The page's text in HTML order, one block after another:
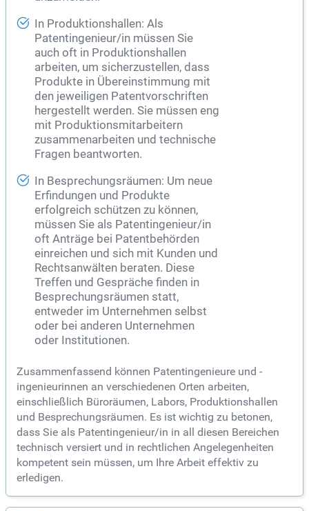
In Produktionshallen: Als
Patentingenieur/in müssen Sie
auch oft in Produktionshallen
arbeiten, um sicherzustellen, dass
Produkte in Übereinstimmung mit
den jeweiligen Patentvorschriften
hergestellt werden. Sie müssen eng
mit Produktionsmitarbeitern
zusammenarbeiten und technische
Fragen beantworten.
In Besprechungsräumen: Um neue
Erfindungen und Produkte
erfolgreich schützen zu können,
müssen Sie als Patentingenieur/in
oft Anträge bei Patentbehörden
einreichen und sich mit Kunden und
Rechtsanwälten beraten. Diese
Treffen und Gespräche finden in
Besprechungsräumen statt,
entweder im Unternehmen selbst
oder bei anderen Unternehmen
oder Institutionen.
Zusammenfassend können Patentingenieure und -
ingenieurinnen an verschiedenen Orten arbeiten,
einschließlich Büroräumen, Labors, Produktionshallen
und Besprechungsräumen. Es ist wichtig zu betonen,
dass Sie als Patentingenieur/in in all diesen Bereichen
technisch versiert und in rechtlichen Angelegenheiten
kompetent sein müssen, um Ihre Arbeit effektiv zu
erledigen.